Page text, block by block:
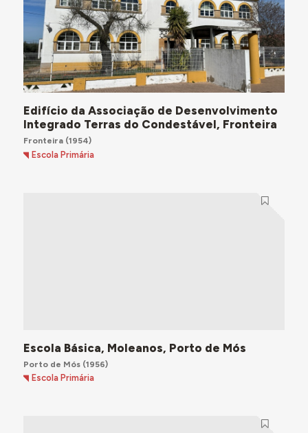
Edifício da Associação de Desenvolvimento
Integrado Terras do Condestável, Fronteira
Fronteira(1954)
Escola Primária
Escola Básica, Moleanos, Porto de Mós
Porto de Mós(1956)
Escola Primária